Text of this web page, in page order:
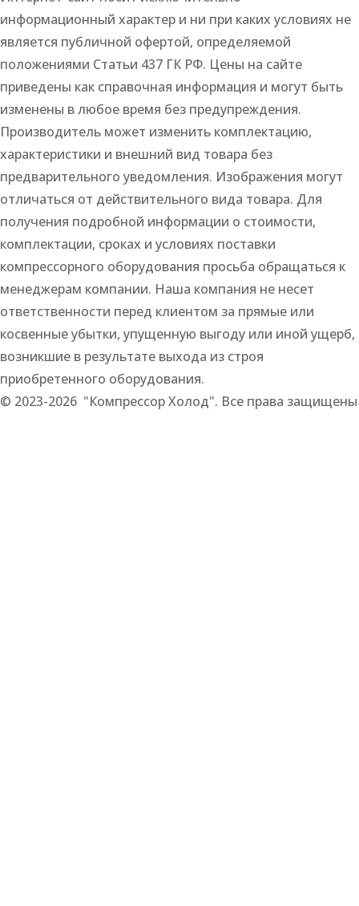
информационный характер и ни при каких условиях не
является публичной офертой, определяемой
положениями Статьи 437 ГК РФ. Цены на сайте
приведены как справочная информация и могут быть
изменены в любое время без предупреждения.
Производитель может изменить комплектацию,
характеристики и внешний вид товара без
предварительного уведомления. Изображения могут
отличаться от действительного вида товара. Для
получения подробной информации о стоимости,
комплектации, сроках и условиях поставки
компрессорного оборудования просьба обращаться к
менеджерам компании. Наша компания не несет
ответственности перед клиентом за прямые или
косвенные убытки, упущенную выгоду или иной ущерб,
возникшие в результате выхода из строя
приобретенного оборудования.
© 2023-2026 "Компрессор Холод". Все права защищены